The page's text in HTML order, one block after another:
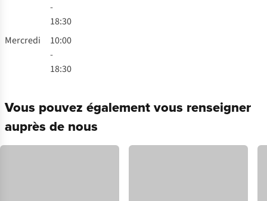
-
18:30
Mercredi
10:00
-
18:30
Vous pouvez également vous renseigner
auprès de nous